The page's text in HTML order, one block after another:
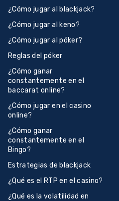
¿Cómo jugar al blackjack?
¿Cómo jugar al keno?
¿Cómo jugar al póker?
Reglas del póker
¿Cómo ganar
constantemente en el
baccarat online?
¿Cómo jugar en el casino
online?
¿Cómo ganar
constantemente en el
Bingo?
Estrategias de blackjack
¿Qué es el RTP en el casino?
¿Qué es la volatilidad en